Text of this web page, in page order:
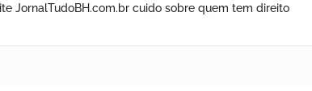
JornalTudoBH.com.br cuido sobre quem tem direito